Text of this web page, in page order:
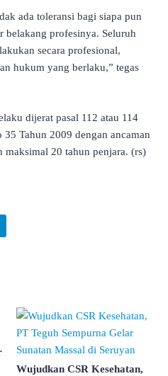
ada toleransi bagi siapa pun
belakang profesinya. Seluruh
secara profesional,
hukum yang berlaku,” tegas
dijerat pasal 112 atau 114
Tahun 2009 dengan ancaman
20 tahun penjara. (rs)
Wujudkan CSR Kesehatan,